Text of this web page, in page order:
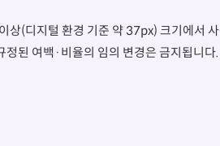
(디지털 환경 기준 약 37px) 크기에서
정된 여백·비율의 임의 변경은 금지됩니다.